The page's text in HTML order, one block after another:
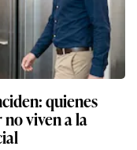
quienes
viven a la